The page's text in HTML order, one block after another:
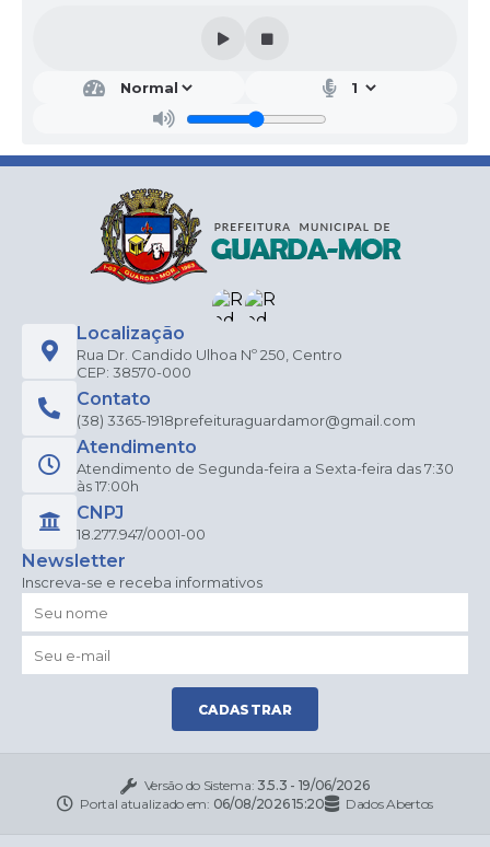
Localização
Rua Dr. Candido Ulhoa Nº 250, Centro
CEP: 38570-000
Contato
(38) 3365-1918prefeituraguardamor@gmail.com
Atendimento
Atendimento de Segunda-feira a Sexta-feira das 7:30
às 17:00h
CNPJ
18.277.947/0001-00
Newsletter
Inscreva-se e receba informativos
CADASTRAR
Versão do Sistema: 3.5.3 - 19/06/2026
Portal atualizado em: 06/08/2026 15:20 Dados Abertos